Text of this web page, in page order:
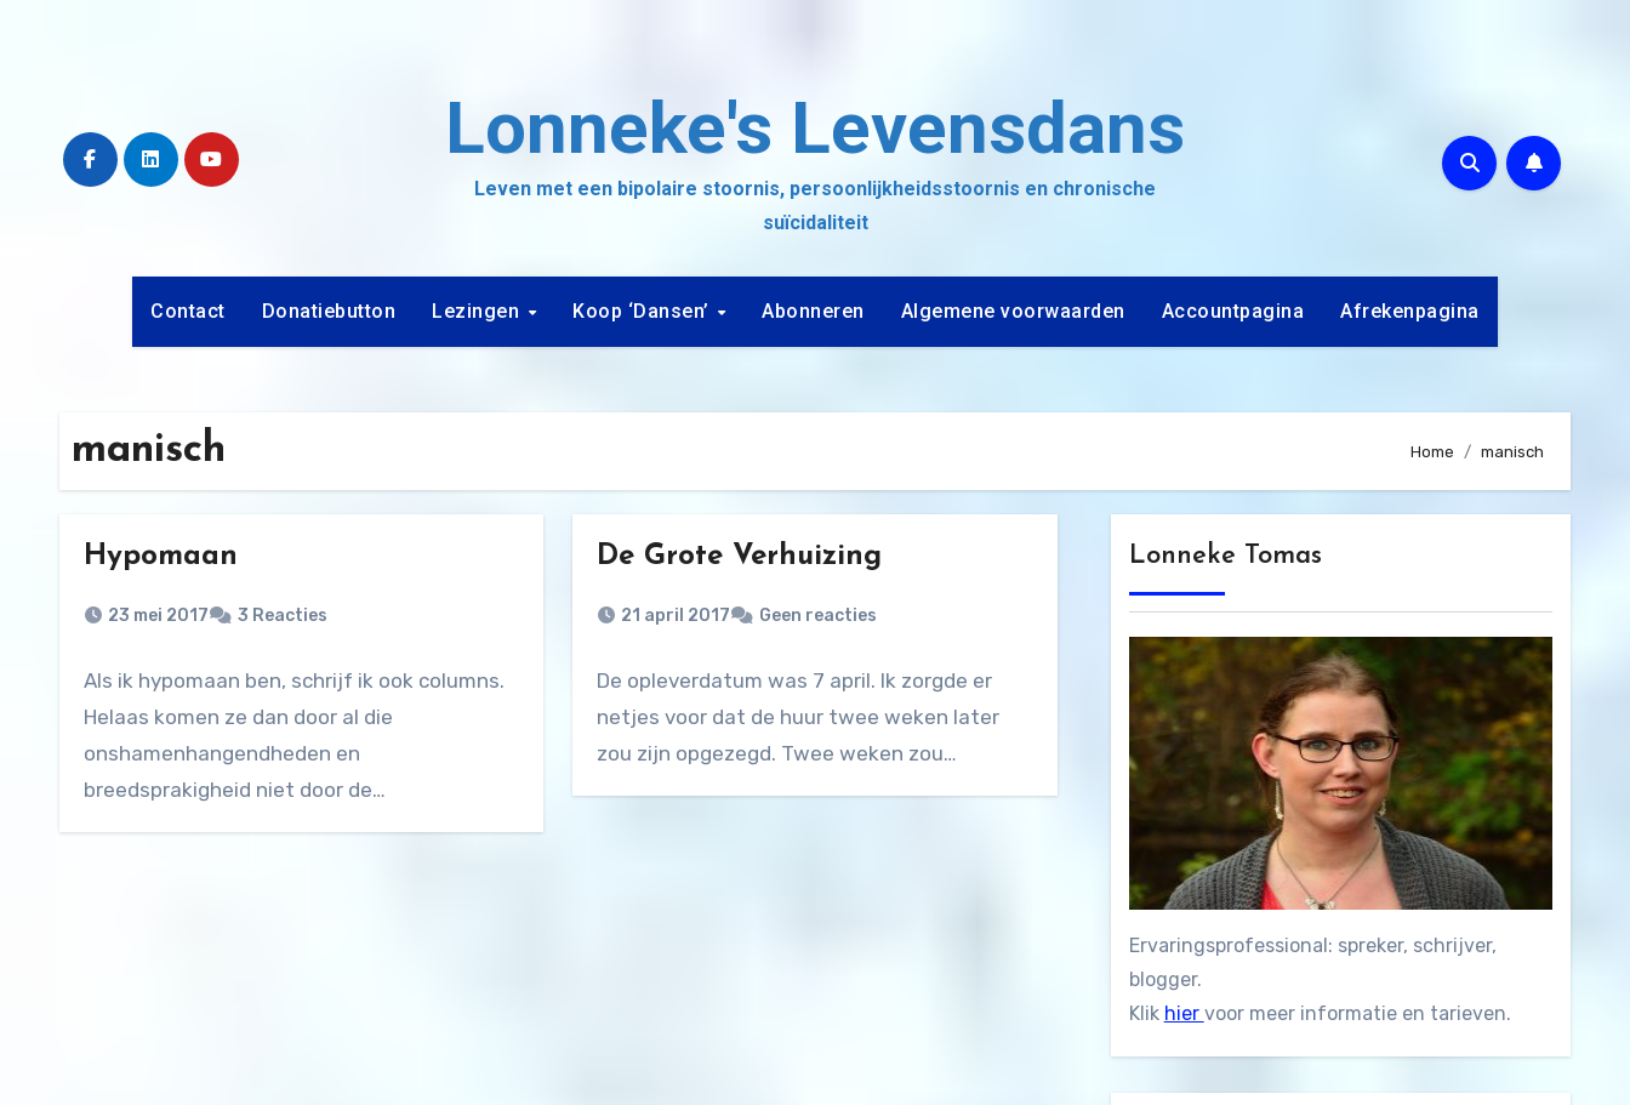
Lonneke's Levensdans
Leven met een bipolaire stoornis, persoonlijkheidsstoornis en chronische
suïcidaliteit
Contact Donatiebutton Lezingen Koop ‘Dansen’ Abonneren Algemene voorwaarden Accountpagina Afrekenpagina
manisch Home manisch
Hypomaan
23 mei 2017 3 Reacties
Als ik hypomaan ben, schrijf ik ook columns.
Helaas komen ze dan door al die
onshamenhangendheden en
breedsprakigheid niet door de
columnclubjury…
De Grote Verhuizing
21 april 2017 Geen reacties
De opleverdatum was 7 april. Ik zorgde er
netjes voor dat de huur twee weken later
zou zijn opgezegd. Twee weken zou…
Lonneke Tomas
Ervaringsprofessional: spreker, schrijver,
blogger.
Klik hier voor meer informatie en tarieven.